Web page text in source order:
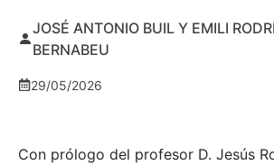
JOSÉ ANTONIO BUIL Y EMILI
BERNABEU
29/05/2026
Con prólogo del profesor D. Jesús